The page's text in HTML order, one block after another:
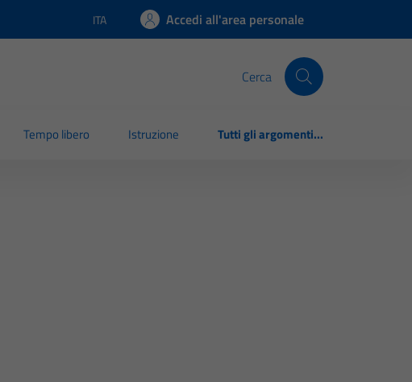
Lingua attiva:
ITA Accedi all'area personale
Cerca
Tempo libero Istruzione Tutti gli argomenti...